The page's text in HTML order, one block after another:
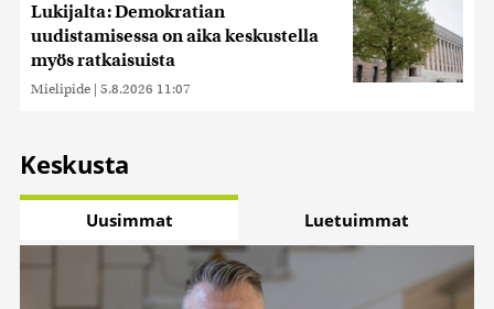
Lukijalta: Demokratian
uudistamisessa on aika keskustella
myös ratkaisuista
Mielipide | 5.8.2026 11:07
Keskusta
Uusimmat Luetuimmat